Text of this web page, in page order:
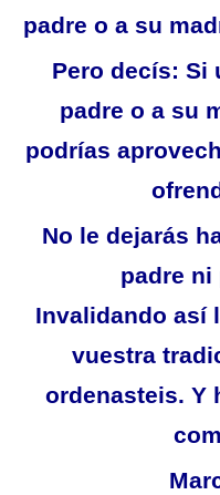
padre o a su
Pero decís: Si
padre o a su
podrías
No le dejarás
padre ni
Invalidando así
vuestra
ordenasteis. Y